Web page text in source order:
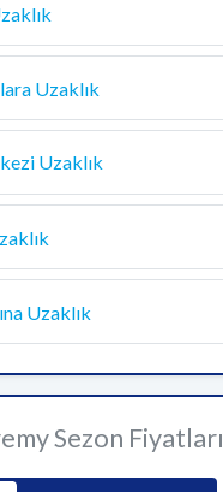
Uzaklık
Uzaklık
Uzaklık
Sezon Fiyatları